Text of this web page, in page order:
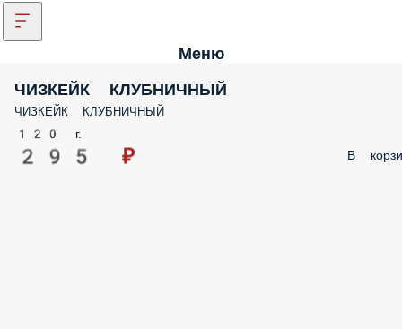
Меню
ЧИЗКЕЙК КЛУБНИЧНЫЙ
ЧИЗКЕЙК КЛУБНИЧНЫЙ
120 г.
295 ₽ В